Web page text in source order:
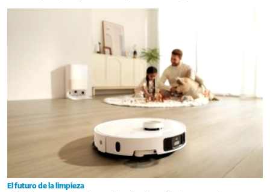
El futuro de la limpieza